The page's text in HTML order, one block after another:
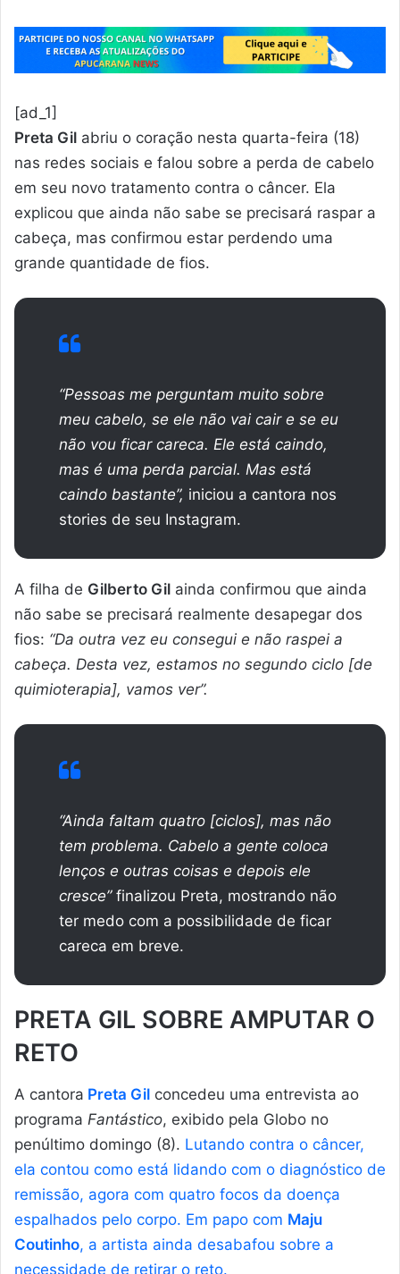
[ad_1]
Preta Gil abriu o coração nesta quarta-feira (18)
nas redes sociais e falou sobre a perda de cabelo
em seu novo tratamento contra o câncer. Ela
explicou que ainda não sabe se precisará raspar a
cabeça, mas confirmou estar perdendo uma
grande quantidade de fios.
“Pessoas me perguntam muito sobre
meu cabelo, se ele não vai cair e se eu
não vou ficar careca. Ele está caindo,
mas é uma perda parcial. Mas está
caindo bastante”, iniciou a cantora nos
stories de seu Instagram.
A filha de Gilberto Gil ainda confirmou que ainda
não sabe se precisará realmente desapegar dos
fios: “Da outra vez eu consegui e não raspei a
cabeça. Desta vez, estamos no segundo ciclo [de
quimioterapia], vamos ver”.
“Ainda faltam quatro [ciclos], mas não
tem problema. Cabelo a gente coloca
lenços e outras coisas e depois ele
cresce”finalizou Preta, mostrando não
ter medo com a possibilidade de ficar
careca em breve.
PRETA GIL SOBRE AMPUTAR O
RETO
A cantora Preta Gil concedeu uma entrevista ao
programa Fantástico, exibido pela Globo no
penúltimo domingo (8). Lutando contra o câncer,
ela contou como está lidando com o diagnóstico de
remissão, agora com quatro focos da doença
espalhados pelo corpo. Em papo com Maju
Coutinho, a artista ainda desabafou sobre a
necessidade de retirar o reto.